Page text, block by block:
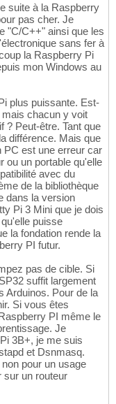
suite à la Raspberry
pas cher. Je
"C/C++" ainsi que les
sans fer à
la Raspberry Pi
mon Windows au
plus puissante. Est-
chacun y voit
? Peut-être. Tant que
différence. Mais que
PC est une erreur car
ou un portable qu'elle
avec du
de la bibliothèque
dans la version
Pi 3 Mini que je dois
puisse
la fondation rende la
PI futur.
pas de cible. Si
suffit largement
Arduinos. Pour de la
Si vous êtes
PI même le
Je
3B+, je me suis
et Dsnmasq.
pour un usage
sur un routeur